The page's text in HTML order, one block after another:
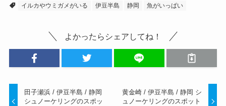
イルカやウミガメがいる
伊豆半島 静岡 魚がいっぱい
よかったらシェアしてね！
田子瀬浜 / 伊豆半島 / 静岡
シュノーケリングのスポッ
黄金崎 / 伊豆半島 / 静岡 シ
ュノーケリングのスポット